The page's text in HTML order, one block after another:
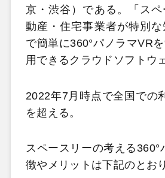
京・渋谷）である。「ス
動産・住宅事業者が特別
で簡単に360°パノラマVR
用できるクラウドソフトウ
2022年7月時点で全国での
を超える。
スペースリーの考える360°
徴やメリットは下記のとお